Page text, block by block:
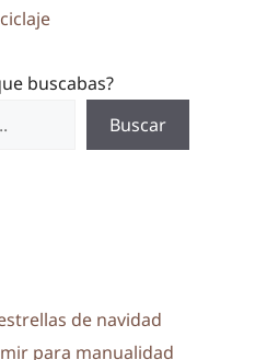
buscabas?
Buscar
de navidad
para manualidad